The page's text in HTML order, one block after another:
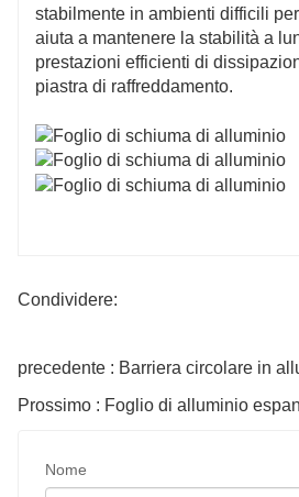
stabilmente in ambienti difficili
aiuta a mantenere la stabilità a
prestazioni efficienti di
piastra di raffreddamento.
Condividere:
precedente : Barriera circolare in
Nome